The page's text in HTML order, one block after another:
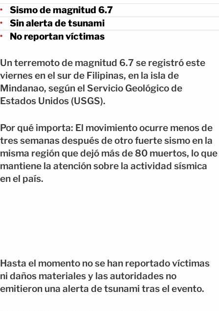
Sismo de magnitud 6.7
Sin alerta de tsunami
No reportan víctimas
Un terremoto de magnitud 6.7 se registró este
viernes en el sur de Filipinas, en la isla de
Mindanao, según el Servicio Geológico de
Estados Unidos (USGS).
Por qué importa: El movimiento ocurre menos de
tres semanas después de otro fuerte sismo en la
misma región que dejó más de 80 muertos, lo que
mantiene la atención sobre la actividad sísmica
en el país.
Hasta el momento no se han reportado víctimas
ni daños materiales y las autoridades no
emitieron una alerta de tsunami tras el evento.